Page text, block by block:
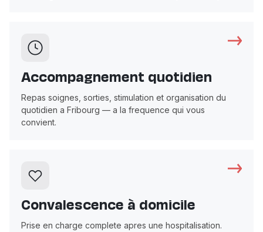
Accompagnement quotidien
Repas soignes, sorties, stimulation et organisation du
quotidien a Fribourg — a la frequence qui vous
convient.
Convalescence à domicile
Prise en charge complete apres une hospitalisation.